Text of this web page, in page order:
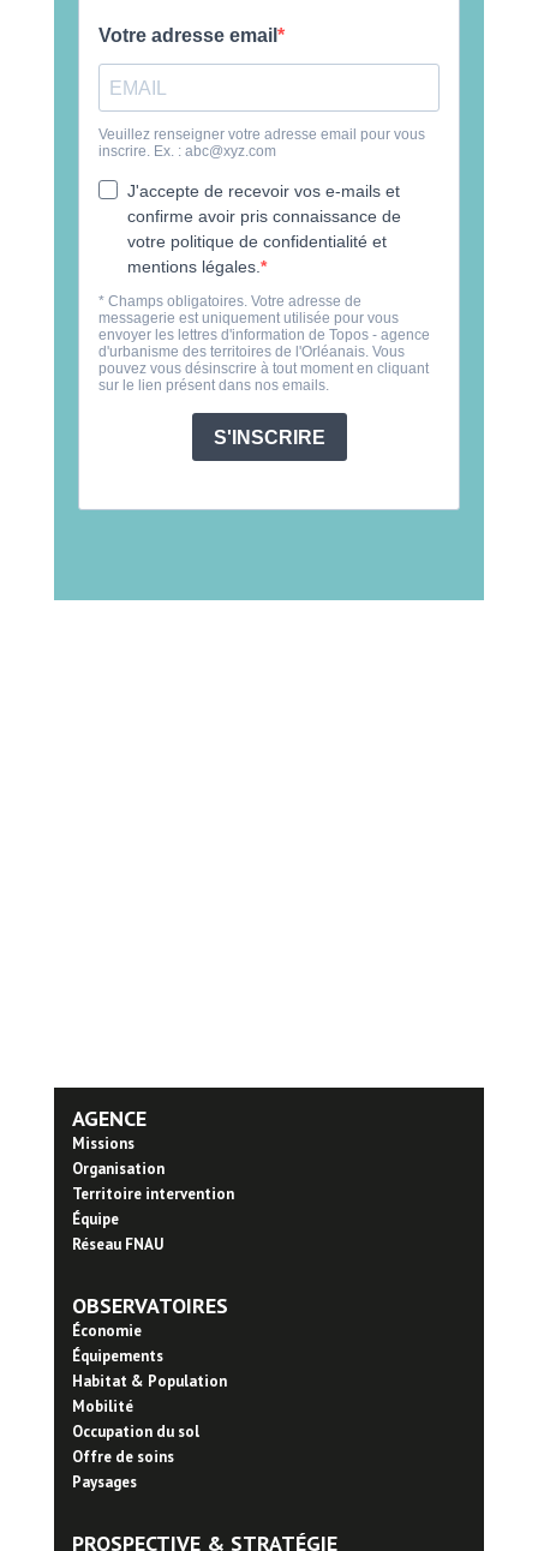
AGENCE
Missions
Organisation
Territoire intervention
Équipe
Réseau FNAU
OBSERVATOIRES
Économie
Équipements
Habitat & Population
Mobilité
Occupation du sol
Offre de soins
Paysages
PROSPECTIVE & STRATÉGIE